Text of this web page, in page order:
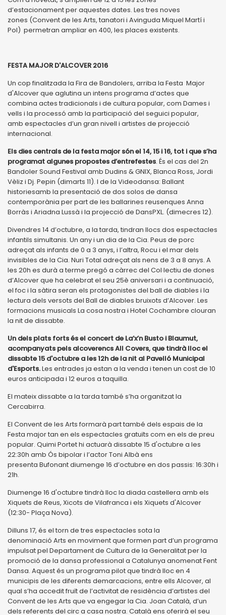
d’estacionament per aquestes dates. Les tres noves
zones (Convent de les Arts, tanatori i Avinguda Miquel Martí i
Pol) permetran ampliar en 400, les places existents.
FESTA MAJOR D'ALCOVER 2016
Un cop finalitzada la Fira de Bandolers, arriba la Festa Major
d'Alcover que aglutina un intens programa d’actes que
combina actes tradicionals i de cultura popular, com Dames i
vells i la processó amb la participació del seguici popular,
amb espectacles d’un gran nivell i artistes de projecció
internacional.
Els dies centrals de la festa major són el 14, 15 i 16, tot i que s’ha
programat algunes propostes d’entrefestes. És el cas del 2n
Bandoler Sound Festival amb Dudins & GNIX, Blanca Ross, Jordi
Vèliz i Dj. Pepin (dimarts 11). I de la Videodansa: Ballant
historiesamb la presentació de dos solos de dansa
contemporània per part de les ballarines reusenques Anna
Borràs i Ariadna Lussà i la projecció de DansPXL. (dimecres 12).
Divendres 14 d’octubre, a la tarda, tindran llocs dos espectacles
infantils simultanis. Un any i un dia de la Cia. Peus de porc
adreçat als infants de 0 a 3 anys, i l’altra, Rocu i el mar dels
invisibles de la Cia. Nuri Total adreçat als nens de 3 a 8 anys. A
les 20h es durà a terme pregó a càrrec del Col·lectiu de dones
d’Alcover que ha celebrat el seu 25è aniversari i a continuació,
el foc i la sàtira seran els protagonistes del ball de diables i la
lectura dels versots del Ball de diables bruixots d’Alcover. Les
formacions musicals La cosa nostra i Hotel Cochambre clouran
la nit de dissabte.
Un dels plats forts és el concert de La’x’n Busto i Blaumut,
acompanyats pels alcoverencs All Covers, que tindrà lloc el
dissabte 15 d'octubre a les 12h de la nit al Pavelló Municipal
d'Esports.Les entrades ja estan a la venda i tenen un cost de 10
euros anticipada i 12 euros a taquilla.
El mateix dissabte a la tarda també s’ha organitzat la
Cercabirra.
El Convent de les Arts formarà part també dels espais de la
Festa major tan en els espectacles gratuïts com en els de preu
popular. Quimi Portet hi actuarà dissabte 15 d'octubre a les
22:30h amb Ós bipolar i l’actor Toni Albà ens
presenta Bufonant diumenge 16 d’octubre en dos passis: 16:30h i
21h.
Diumenge 16 d'octubre tindrà lloc la diada castellera amb els
Xiquets de Reus, Xicots de Vilafranca i els Xiquets d'Alcover
(12:30- Plaça Nova).
Dilluns 17, és el torn de tres espectacles sota la
denominació Arts en moviment que formen part d’un programa
impulsat pel Departament de Cultura de la Generalitat per la
promoció de la dansa professional a Catalunya anomenat Fent
Dansa. Aquest és un programa pilot que tindrà lloc en 4
municipis de les diferents demarcacions, entre ells Alcover, al
qual s’ha accedit fruït de l’activitat de residència d’artistes del
Convent de les Arts que va engegar la Cia. Joan Català, d’un
dels referents del circ a casa nostra. Català ens oferirà el seu